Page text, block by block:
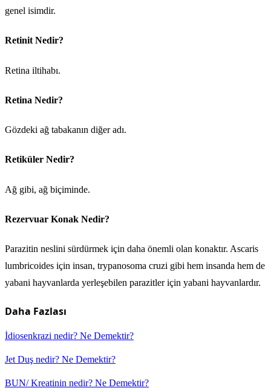
genel isimdir.
Retinit Nedir?
Retina iltihabı.
Retina Nedir?
Gözdeki ağ tabakanın diğer adı.
Retiküler Nedir?
Ağ gibi, ağ biçiminde.
Rezervuar Konak Nedir?
Parazitin neslini sürdürmek için daha önemli olan konaktır. Ascaris
lumbricoides için insan, trypanosoma cruzi gibi hem insanda hem de
yabani hayvanlarda yerleşebilen parazitler için yabani hayvanlardır.
Daha Fazlası
İdiosenkrazi nedir? Ne Demektir?
Jet Duş nedir? Ne Demektir?
BUN/ Kreatinin nedir? Ne Demektir?